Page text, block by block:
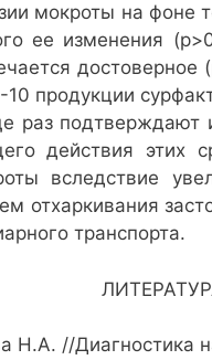
мокроты на фоне
ее изменения
продукции
раз подтверждают
действия этих
вследствие
отхаркивания
транспорта.
Н.А. //Диагностика